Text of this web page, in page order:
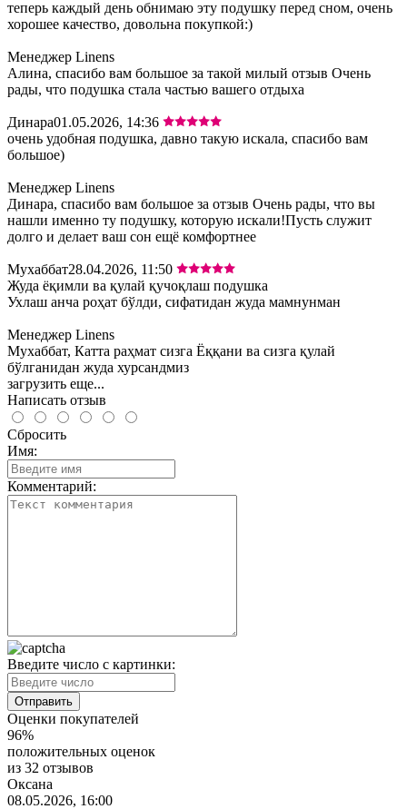
теперь каждый день обнимаю эту подушку перед сном, очень
хорошее качество, довольна покупкой:)
Менеджер Linens
Алина, спасибо вам большое за такой милый отзыв Очень
рады, что подушка стала частью вашего отдыха
Динара01.05.2026, 14:36
очень удобная подушка, давно такую искала, спасибо вам
большое)
Менеджер Linens
Динара, спасибо вам большое за отзыв Очень рады, что вы
нашли именно ту подушку, которую искали!Пусть служит
долго и делает ваш сон ещё комфортнее
Мухаббат28.04.2026, 11:50
Жуда ёқимли ва қулай қучоқлаш подушка
Ухлаш анча роҳат бўлди, сифатидан жуда мамнунман
Менеджер Linens
Мухаббат, Катта раҳмат сизга Ёққани ва сизга қулай
бўлганидан жуда хурсандмиз
загрузить еще...
Написать отзыв
Сбросить
Имя:
Комментарий:
Введите число с картинки:
Оценки покупателей
96%
положительных оценок
из 32 отзывов
Оксана
08.05.2026, 16:00